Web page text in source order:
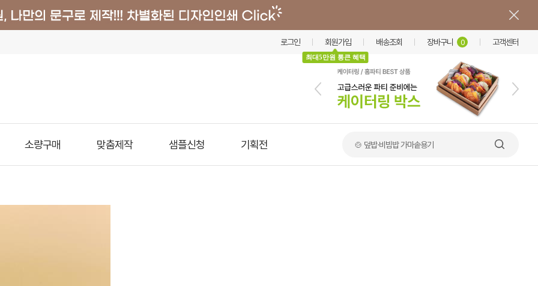
로그인 회원가입
최대5만원 통큰 혜택
배송조회 장바구니 0 고객센터
소량구매 맞춤제작 샘플신청 기획전 🍲 덮밥·비빔밥 가마솥용기